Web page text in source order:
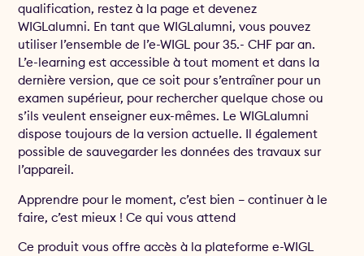
qualification, restez à la page et devenez
WIGLalumni. En tant que WIGLalumni, vous pouvez
utiliser l’ensemble de l’e-WIGL pour 35.- CHF par an.
L’e-learning est accessible à tout moment et dans la
dernière version, que ce soit pour s’entraîner pour un
examen supérieur, pour rechercher quelque chose ou
s’ils veulent enseigner eux-mêmes. Le WIGLalumni
dispose toujours de la version actuelle. Il également
possible de sauvegarder les données des travaux sur
l’appareil.
Apprendre pour le moment, c’est bien – continuer à le
faire, c’est mieux ! Ce qui vous attend
Ce produit vous offre accès à la plateforme e-WIGL